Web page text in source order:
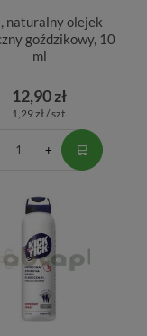
naturalny olejek
goździkowy, 10
ml
12,90 zł
1,29 zł / szt.